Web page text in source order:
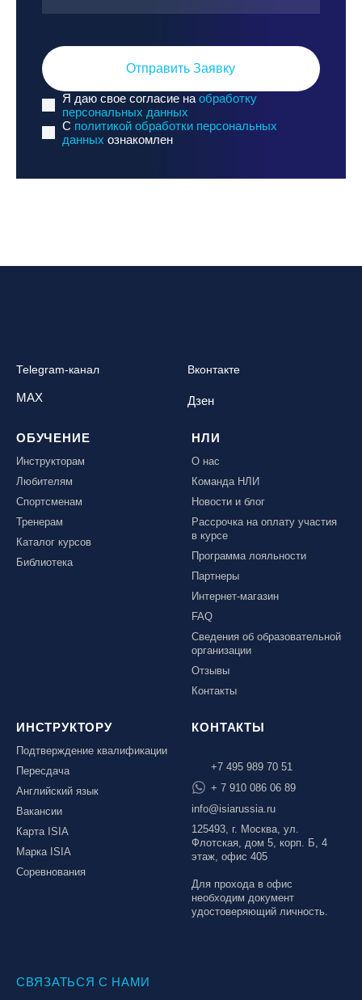
Отправить Заявку
Я даю свое согласие на обработку
персональных данных
C политикой обработки персональных
данных ознакомлен
Telegram-канал Вконтакте
MAX Дзен
ОБУЧЕНИЕ
Инструкторам
Любителям
Спортсменам
Тренерам
Каталог курсов
Библиотека
НЛИ
О нас
Команда НЛИ
Новости и блог
Рассрочка на оплату участия
в курсе
Программа лояльности
Партнеры
Интернет-магазин
FAQ
Сведения об образовательной
организации
Отзывы
Контакты
ИНСТРУКТОРУ
Подтверждение квалификации
Пересдача
Английский язык
Вакансии
Карта ISIA
Марка ISIA
Соревнования
КОНТАКТЫ
+7 495 989 70 51
+ 7 910 086 06 89
info@isiarussia.ru
125493, г. Москва, ул.
Флотская, дом 5, корп. Б, 4
этаж, офис 405
Для прохода в офис
необходим документ
удостоверяющий личность.
СВЯЗАТЬСЯ С НАМИ